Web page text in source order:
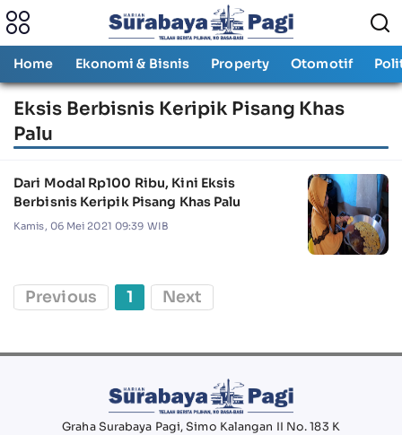
Home Ekonomi & Bisnis Property Otomotif
Eksis Berbisnis Keripik Pisang Khas
Palu
Dari Modal Rp100 Ribu, Kini Eksis
Berbisnis Keripik Pisang Khas Palu
Kamis, 06 Mei 2021 09:39 WIB
Previous 1 Next
Graha Surabaya Pagi, Simo Kalangan II No. 183 K